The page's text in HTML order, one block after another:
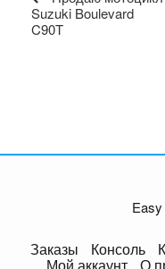
Suzuki Boulevard
C90T
Заказы Консоль